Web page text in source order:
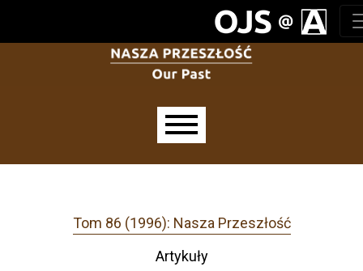
Tom 86 (1996): Nasza Przeszłość
Artykuły